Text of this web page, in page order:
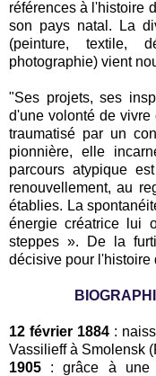
références à l'histoire
son pays natal. La
(peinture, textile,
photographie) vient
"Ses projets, ses
d'une volonté de vivre
traumatisé par un
pionnière, elle
parcours atypique
renouvellement, au
établies. La
énergie créatrice lui
steppes ». De la
décisive pour l'histoire
12 février 1884 :
Vassilieff à Smolensk
1905 : grâce à une